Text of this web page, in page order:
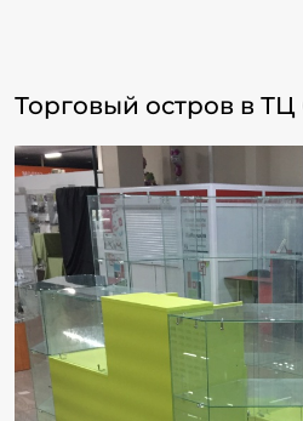
Торговый остров в